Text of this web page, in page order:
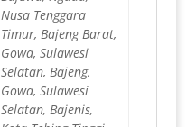
Nusa Tenggara
Timur, Bajeng Barat,
Gowa, Sulawesi
Selatan, Bajeng,
Gowa, Sulawesi
Selatan, Bajenis,